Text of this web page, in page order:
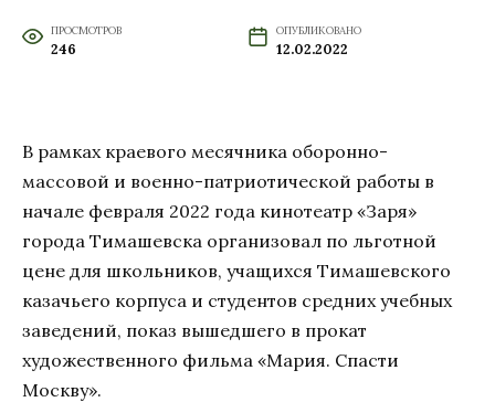
ПРОСМОТРОВ
246
ОПУБЛИКОВАНО
12.02.2022
В рамках краевого месячника оборонно-
массовой и военно-патриотической работы в
начале февраля 2022 года кинотеатр «Заря»
города Тимашевска организовал по льготной
цене для школьников, учащихся Тимашевского
казачьего корпуса и студентов средних учебных
заведений, показ вышедшего в прокат
художественного фильма «Мария. Спасти
Москву».